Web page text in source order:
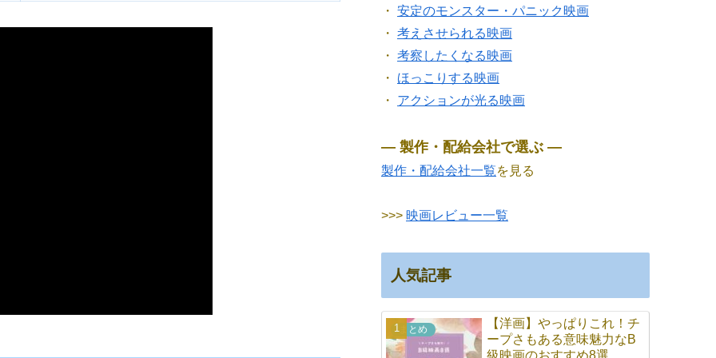
・ 安定のモンスター・パニック映画
・ 考えさせられる映画
・ 考察したくなる映画
・ ほっこりする映画
・ アクションが光る映画
― 製作・配給会社で選ぶ ―
製作・配給会社一覧を見る
>>> 映画レビュー一覧
人気記事
まとめ
【洋画】やっぱりこれ！チ
ープさもある意味魅力なB
級映画のおすすめ8選